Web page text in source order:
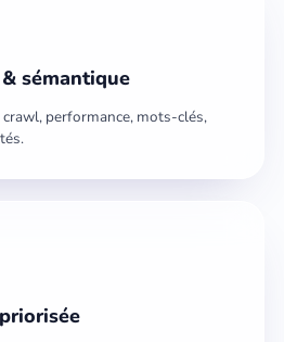
sémantique
performance, mots-clés,